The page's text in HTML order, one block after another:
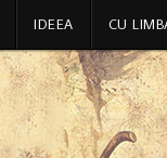
IDEEA CU